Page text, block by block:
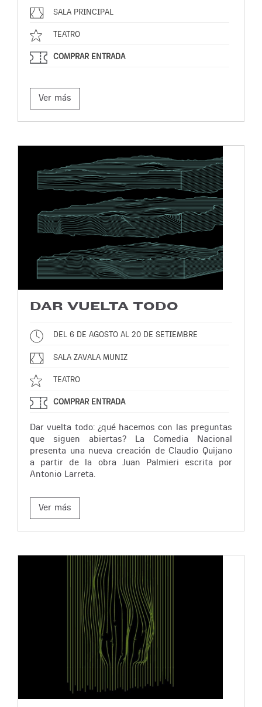
SALA PRINCIPAL
TEATRO
COMPRAR ENTRADA
Ver más
DAR VUELTA TODO
DEL 6 DE AGOSTO AL 20 DE SETIEMBRE
SALA ZAVALA MUNIZ
TEATRO
COMPRAR ENTRADA
Dar vuelta todo: ¿qué hacemos con las preguntas
que siguen abiertas? La Comedia Nacional
presenta una nueva creación de Claudio Quijano
a partir de la obra Juan Palmieri escrita por
Antonio Larreta.
Ver más